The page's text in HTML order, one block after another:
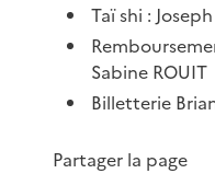
Taï shi :
Sabine ROUIT
Billetterie
Partager la page